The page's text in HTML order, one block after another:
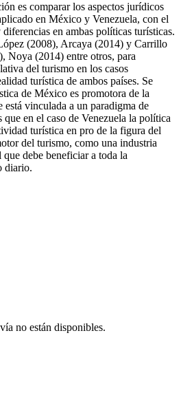
es comparar los aspectos jurídicos
en México y Venezuela, con el
en ambas políticas turísticas.
(2008), Arcaya (2014) y Carrillo
Noya (2014) entre otros, para
del turismo en los casos
turística de ambos países. Se
de México es promotora de la
está vinculada a un paradigma de
en el caso de Venezuela la política
turística en pro de la figura del
del turismo, como una industria
debe beneficiar a toda la
diario.
no están disponibles.